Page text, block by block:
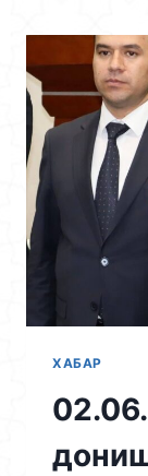
content
ХАБАР